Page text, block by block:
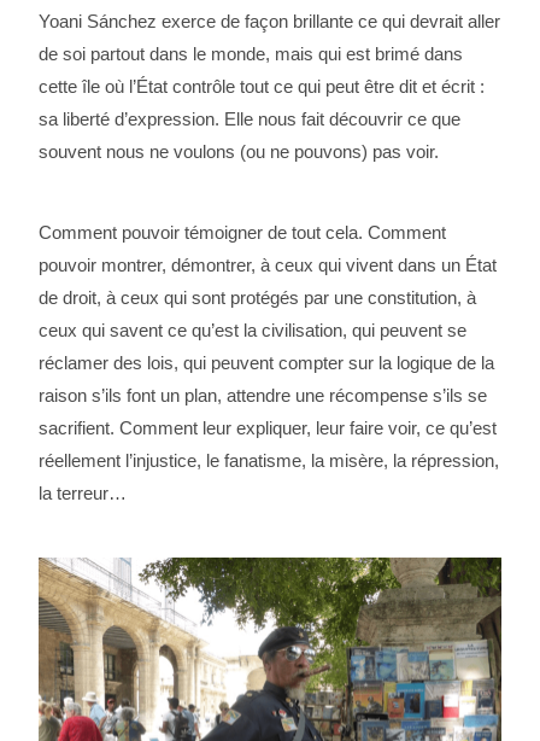
Yoani Sánchez exerce de façon brillante ce qui devrait aller
de soi partout dans le monde, mais qui est brimé dans
cette île où l’État contrôle tout ce qui peut être dit et écrit :
sa liberté d’expression. Elle nous fait découvrir ce que
souvent nous ne voulons (ou ne pouvons) pas voir.
Comment pouvoir témoigner de tout cela. Comment
pouvoir montrer, démontrer, à ceux qui vivent dans un État
de droit, à ceux qui sont protégés par une constitution, à
ceux qui savent ce qu’est la civilisation, qui peuvent se
réclamer des lois, qui peuvent compter sur la logique de la
raison s’ils font un plan, attendre une récompense s’ils se
sacrifient. Comment leur expliquer, leur faire voir, ce qu’est
réellement l’injustice, le fanatisme, la misère, la répression,
la terreur…